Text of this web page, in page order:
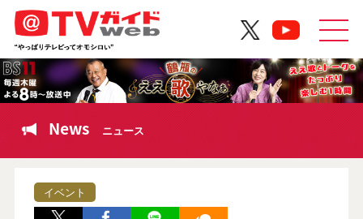
News ニュース
イベント